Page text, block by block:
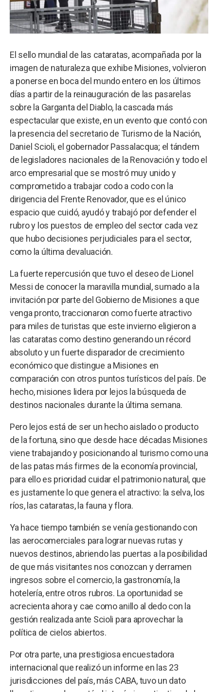
El sello mundial de las cataratas, acompañada por la
imagen de naturaleza que exhibe Misiones, volvieron
a ponerse en boca del mundo entero en los últimos
días a partir de la reinauguración de las pasarelas
sobre la Garganta del Diablo, la cascada más
espectacular que existe, en un evento que contó con
la presencia del secretario de Turismo de la Nación,
Daniel Scioli, el gobernador Passalacqua; el tándem
de legisladores nacionales de la Renovación y todo el
arco empresarial que se mostró muy unido y
comprometido a trabajar codo a codo con la
dirigencia del Frente Renovador, que es el único
espacio que cuidó, ayudó y trabajó por defender el
rubro y los puestos de empleo del sector cada vez
que hubo decisiones perjudiciales para el sector,
como la última devaluación.
La fuerte repercusión que tuvo el deseo de Lionel
Messi de conocer la maravilla mundial, sumado a la
invitación por parte del Gobierno de Misiones a que
venga pronto, traccionaron como fuerte atractivo
para miles de turistas que este invierno eligieron a
las cataratas como destino generando un récord
absoluto y un fuerte disparador de crecimiento
económico que distingue a Misiones en
comparación con otros puntos turísticos del país. De
hecho, misiones lidera por lejos la búsqueda de
destinos nacionales durante la última semana.
Pero lejos está de ser un hecho aislado o producto
de la fortuna, sino que desde hace décadas Misiones
viene trabajando y posicionando al turismo como una
de las patas más firmes de la economía provincial,
para ello es prioridad cuidar el patrimonio natural, que
es justamente lo que genera el atractivo: la selva, los
ríos, las cataratas, la fauna y flora.
Ya hace tiempo también se venía gestionando con
las aerocomerciales para lograr nuevas rutas y
nuevos destinos, abriendo las puertas a la posibilidad
de que más visitantes nos conozcan y derramen
ingresos sobre el comercio, la gastronomía, la
hotelería, entre otros rubros. La oportunidad se
acrecienta ahora y cae como anillo al dedo con la
gestión realizada ante Scioli para aprovechar la
política de cielos abiertos.
Por otra parte, una prestigiosa encuestadora
internacional que realizó un informe en las 23
jurisdicciones del país, más CABA, tuvo un dato